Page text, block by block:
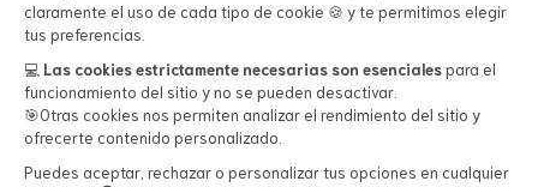
Formato
Productos
Cuidado facial
claramente el uso de cada tipo de cookie 🍪 y te permitimos elegir
tus preferencias.
💻​ Las cookies estrictamente necesarias son esencialespara el
funcionamiento del sitio y no se pueden desactivar.
🎯Otras cookies nos permiten analizar el rendimiento del sitio y
ofrecerte contenido personalizado.
Puedes aceptar, rechazar o personalizar tus opciones en cualquier